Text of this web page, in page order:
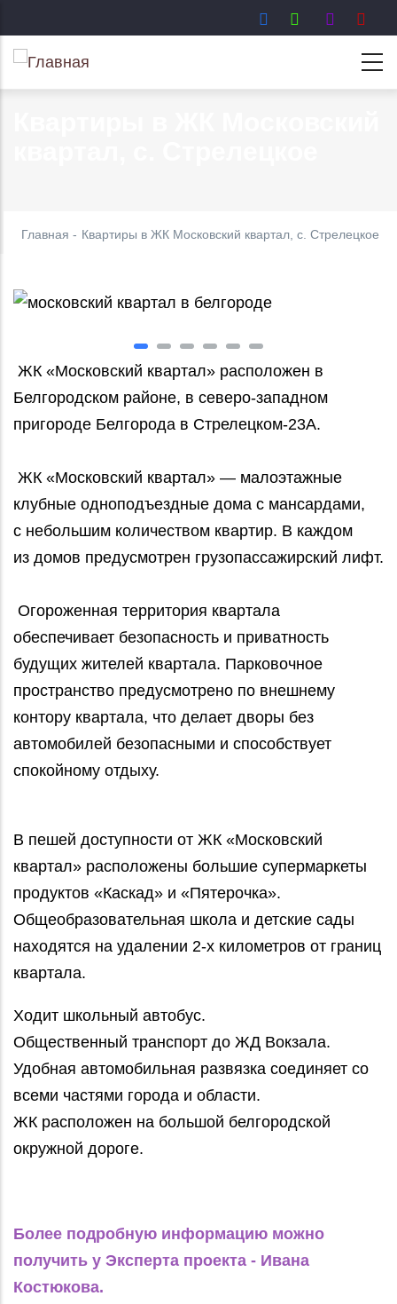
к
основному
содержанию
Главная - Квартиры в ЖК Московский квартал, с. Стрелецкое
ЖК «Московский квартал» расположен в
Белгородском районе, в северо-западном
пригороде Белгорода в Стрелецком-23А.
ЖК «Московский квартал» — малоэтажные
клубные одноподъездные дома с мансардами,
с небольшим количеством квартир. В каждом
из домов предусмотрен грузопассажирский лифт.
Огороженная территория квартала
обеспечивает безопасность и приватность
будущих жителей квартала. Парковочное
пространство предусмотрено по внешнему
контору квартала, что делает дворы без
автомобилей безопасными и способствует
спокойному отдыху.
В пешей доступности от ЖК «Московский
квартал» расположены большие супермаркеты
продуктов «Каскад» и «Пятерочка».
Общеобразовательная школа и детские сады
находятся на удалении 2-х километров от границ
квартала.
Ходит школьный автобус.
Общественный транспорт до ЖД Вокзала.
Удобная автомобильная развязка соединяет со
всеми частями города и области.
ЖК расположен на большой белгородской
окружной дороге.
Более подробную информацию можно
получить у Эксперта проекта - Ивана
Костюкова.